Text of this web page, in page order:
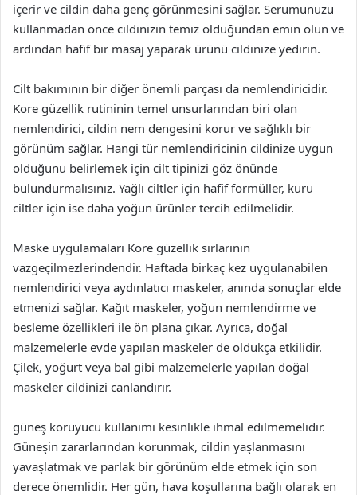
içerir ve cildin daha genç görünmesini sağlar. Serumunuzu
kullanmadan önce cildinizin temiz olduğundan emin olun ve
ardından hafif bir masaj yaparak ürünü cildinize yedirin.
Cilt bakımının bir diğer önemli parçası da nemlendiricidir.
Kore güzellik rutininin temel unsurlarından biri olan
nemlendirici, cildin nem dengesini korur ve sağlıklı bir
görünüm sağlar. Hangi tür nemlendiricinin cildinize uygun
olduğunu belirlemek için cilt tipinizi göz önünde
bulundurmalısınız. Yağlı ciltler için hafif formüller, kuru
ciltler için ise daha yoğun ürünler tercih edilmelidir.
Maske uygulamaları Kore güzellik sırlarının
vazgeçilmezlerindendir. Haftada birkaç kez uygulanabilen
nemlendirici veya aydınlatıcı maskeler, anında sonuçlar elde
etmenizi sağlar. Kağıt maskeler, yoğun nemlendirme ve
besleme özellikleri ile ön plana çıkar. Ayrıca, doğal
malzemelerle evde yapılan maskeler de oldukça etkilidir.
Çilek, yoğurt veya bal gibi malzemelerle yapılan doğal
maskeler cildinizi canlandırır.
güneş koruyucu kullanımı kesinlikle ihmal edilmemelidir.
Güneşin zararlarından korunmak, cildin yaşlanmasını
yavaşlatmak ve parlak bir görünüm elde etmek için son
derece önemlidir. Her gün, hava koşullarına bağlı olarak en